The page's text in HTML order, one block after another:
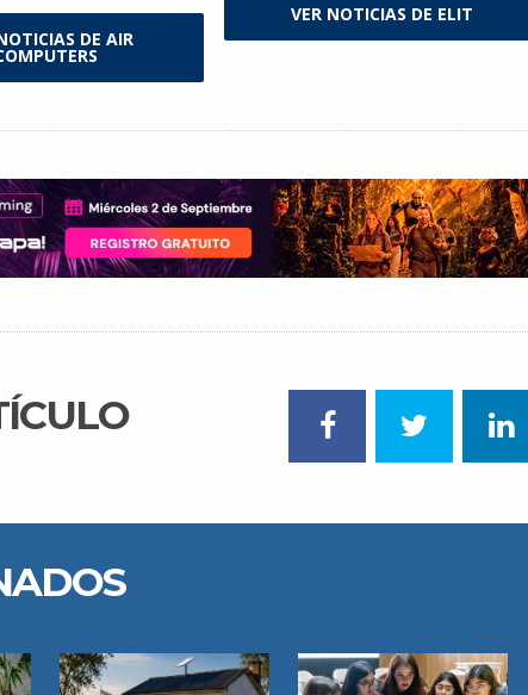
DE AIR
VER NOTICIAS DE ELIT